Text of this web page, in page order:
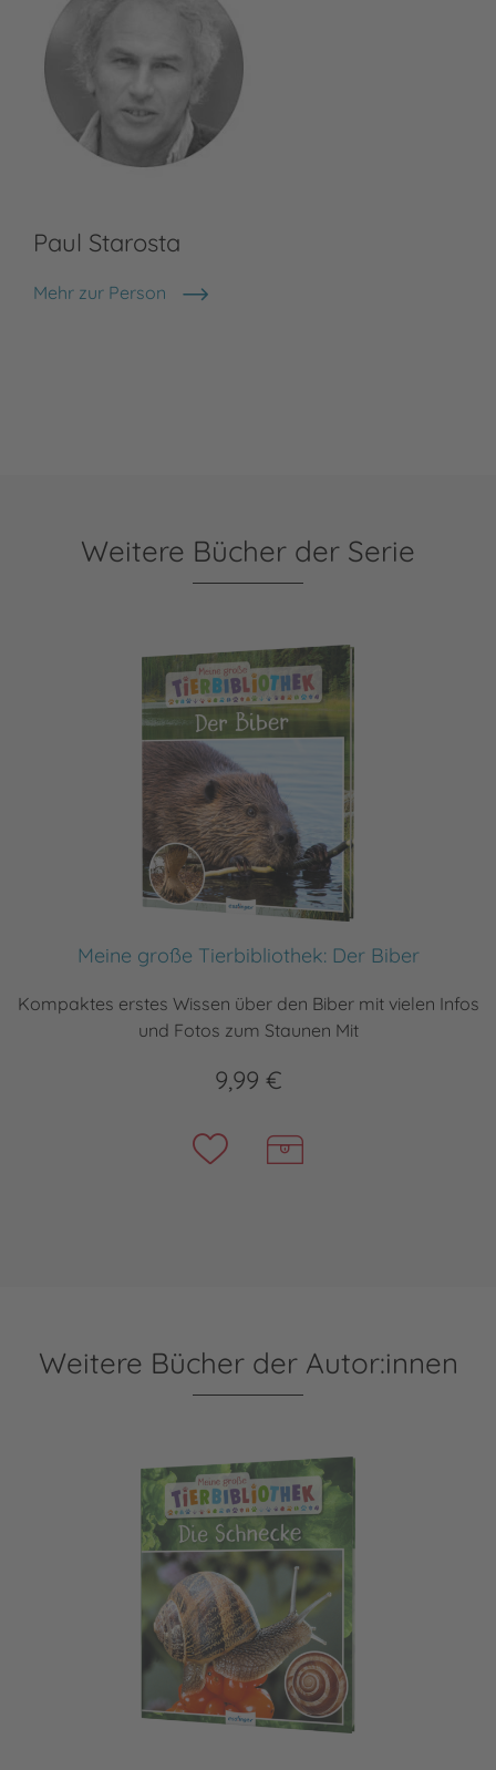
Paul Starosta
Mehr zur Person
Paul Starosta
Weitere Bücher der Serie
Meine große Tierbibliothek: Der Biber
Kompaktes erstes Wissen über den Biber mit vielen Infos
und Fotos zum Staunen Mit
9,99 €
Weitere Bücher der Autor:innen
Meine große Tierbibliothek: Die Schnecke